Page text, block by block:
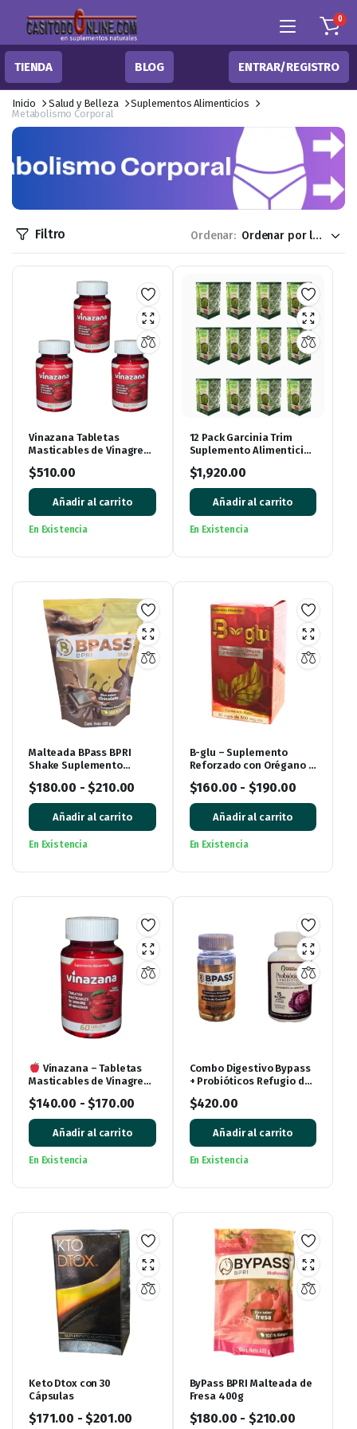
0
TIENDA BLOG ENTRAR/REGISTRO
Inicio Salud y Belleza
Suplementos Alimenticios
Metabolismo Corporal
Filtro Ordenar:
Vinazana Tabletas
Masticables de Vinagre
Vitaminas y
Superalimentos
$510.00
Añadir al carrito
En Existencia
12 Pack Garcinia Trim
Suplemento Alimenticio
360 Cápsulas
$1,920.00
Añadir al carrito
En Existencia
Malteada BPass BPRI
Shake Suplemento
Chocolate
$180.00 -$210.00
Añadir al carrito
En Existencia
B-glu – Suplemento
Reforzado con Orégano y
Cápsulas
$160.00 - $190.00
Añadir al carrito
En Existencia
Vinazana – Tabletas
Masticables de Vinagre
$140.00 - $170.00
Añadir al carrito
En Existencia
Combo Digestivo Bypass
+ Probióticos Refugio del
$420.00
Añadir al carrito
En Existencia
Keto Dtox con 30
Cápsulas
$171.00 -$201.00
ByPass BPRI Malteada de
Fresa 400g
$180.00 - $210.00